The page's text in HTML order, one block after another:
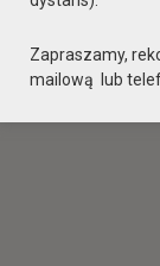
Zapraszamy,
mailową lub